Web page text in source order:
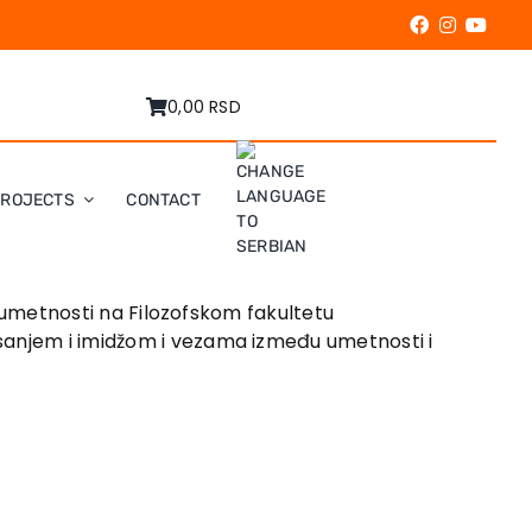
0,00 RSD
CONTACT
na Filozofskom fakultetu
i imidžom i vezama između umetnosti i